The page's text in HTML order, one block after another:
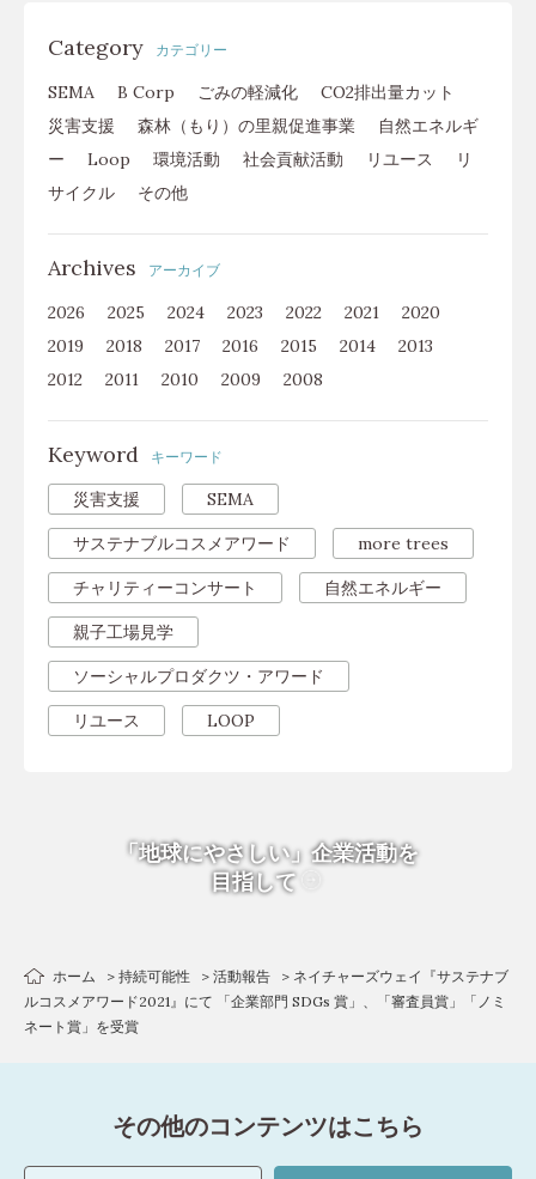
Category カテゴリー
SEMA B Corp ごみの軽減化
CO2排出量カット
災害支援
森林（もり）の里親促進事業
自然エネルギ
ー
Loop 環境活動 社会貢献活動 リユース
リ
サイクル
その他
Archives アーカイブ
2026 2025 2024 2023 2022 2021
2020
2019
2018 2017 2016 2015 2014
2013
2012
2011 2010 2009 2008
Keyword キーワード
災害支援 SEMA
サステナブルコスメアワード more trees
チャリティーコンサート 自然エネルギー
親子工場見学
ソーシャルプロダクツ・アワード
リユース LOOP
「地球にやさしい」企業活動を
目指して
ホーム 持続可能性 活動報告
ネイチャーズウェイ『サステナブ
ルコスメアワード2021』にて 「企業部門 SDGs 賞」、「審査員賞」「ノミ
ネート賞」を受賞
その他のコンテンツはこちら